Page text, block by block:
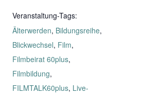
Veranstaltung-Tags:
Älterwerden, Bildungsreihe,
Blickwechsel, Film,
Filmbeirat 60plus,
Filmbildung,
FILMTALK60plus, Live-